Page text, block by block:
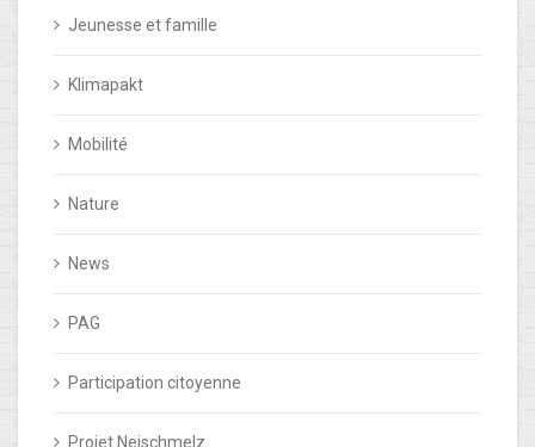
Jeunesse et famille
Klimapakt
Mobilité
Nature
News
PAG
Participation citoyenne
Projet Neischmelz